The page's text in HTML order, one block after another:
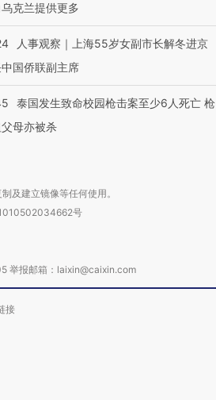
克兰提供更多
人事观察｜上海55岁女副市长解冬进京
国侨联副主席
泰国发生致命校园枪击案至少6人死亡 枪
母亦被杀
及建立镜像等任何使用。
号
举报邮箱：laixin@caixin.com
接